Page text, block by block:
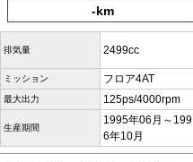
-km
排気量 2499cc
ミッション フロア4AT
最大出力 125ps/4000rpm
生産期間
1995年06月～199
6年10月